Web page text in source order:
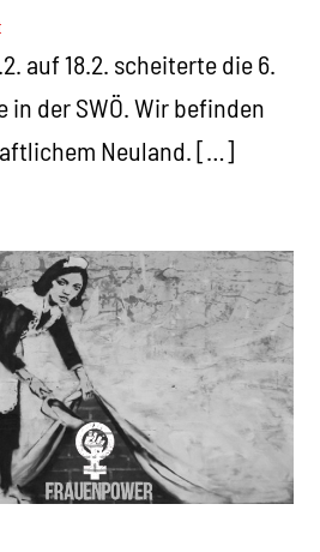
auf 18.2. scheiterte die 6.
in der SWÖ. Wir befinden
Neuland. […]